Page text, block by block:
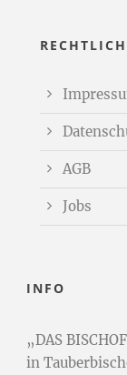
AGB
Jobs
INFO
„DAS
in